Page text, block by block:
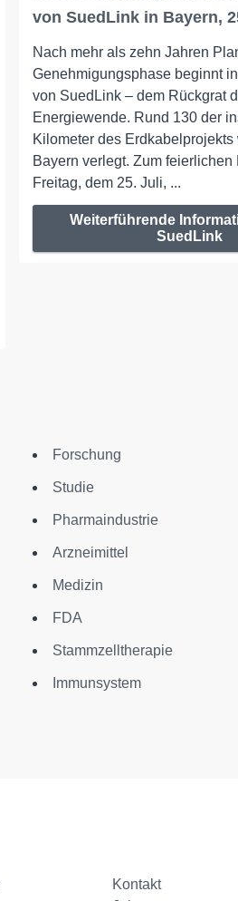
von SuedLink in Bayern,
Nach mehr als zehn Jahren
Genehmigungsphase beginnt
von SuedLink – dem Rückgrat
Energiewende. Rund 130 der
Kilometer des Erdkabelprojekts
Bayern verlegt. Zum feierlichen
Freitag, dem 25. Juli, ...
Weiterführende
SuedLink
Forschung
Studie
Pharmaindustrie
Arzneimittel
Medizin
FDA
Stammzelltherapie
Immunsystem
Kontakt